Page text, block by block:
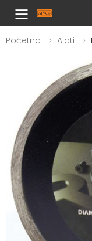
Toggle
Početna Alati